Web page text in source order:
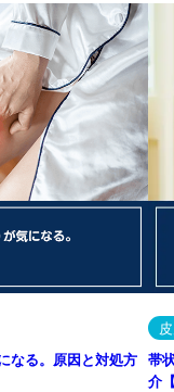
なる。原因と対処方 帯
介